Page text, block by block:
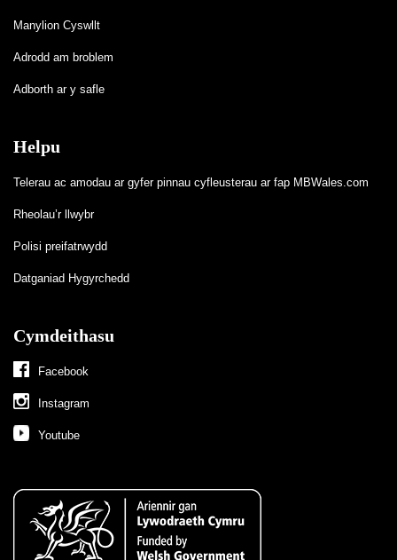
Manylion Cyswllt
Adrodd am broblem
Adborth ar y safle
Helpu
Telerau ac amodau ar gyfer pinnau cyfleusterau ar fap MBWales.com
Rheolau’r llwybr
Polisi preifatrwydd
Datganiad Hygyrchedd
Cymdeithasu
Facebook
Instagram
Youtube